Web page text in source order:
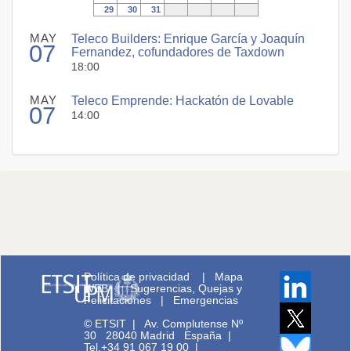
29
30 31
MAY
07
Teleco Builders: Enrique García y Joaquín
Fernandez, cofundadores de Taxdown
18:00
MAY
07
Teleco Emprende: Hackatón de Lovable
14:00
Política de privacidad | Mapa
WEB|Sugerencias, Quejas y
Felicitaciones | Emergencias
© ETSIT |Av. Complutense Nº
30 28040 Madrid España |
Tel.+34 91 067 19 00 |